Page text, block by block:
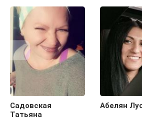
Садовская
Татьяна
Абелян